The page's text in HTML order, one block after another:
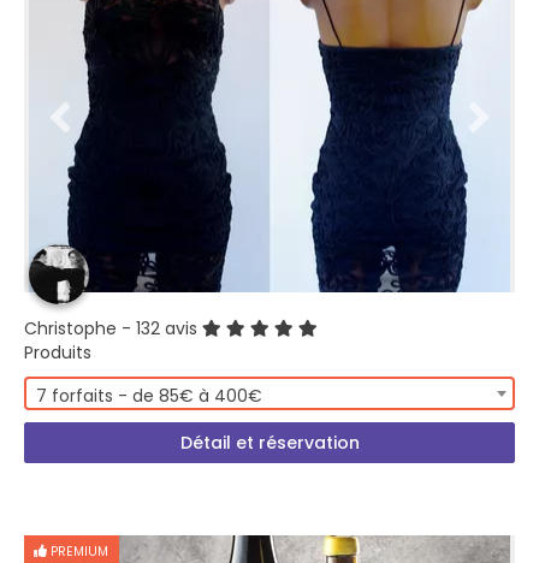
Christophe - 132 avis
Produits
7 forfaits - de 85€ à 400€
Détail et réservation
PREMIUM